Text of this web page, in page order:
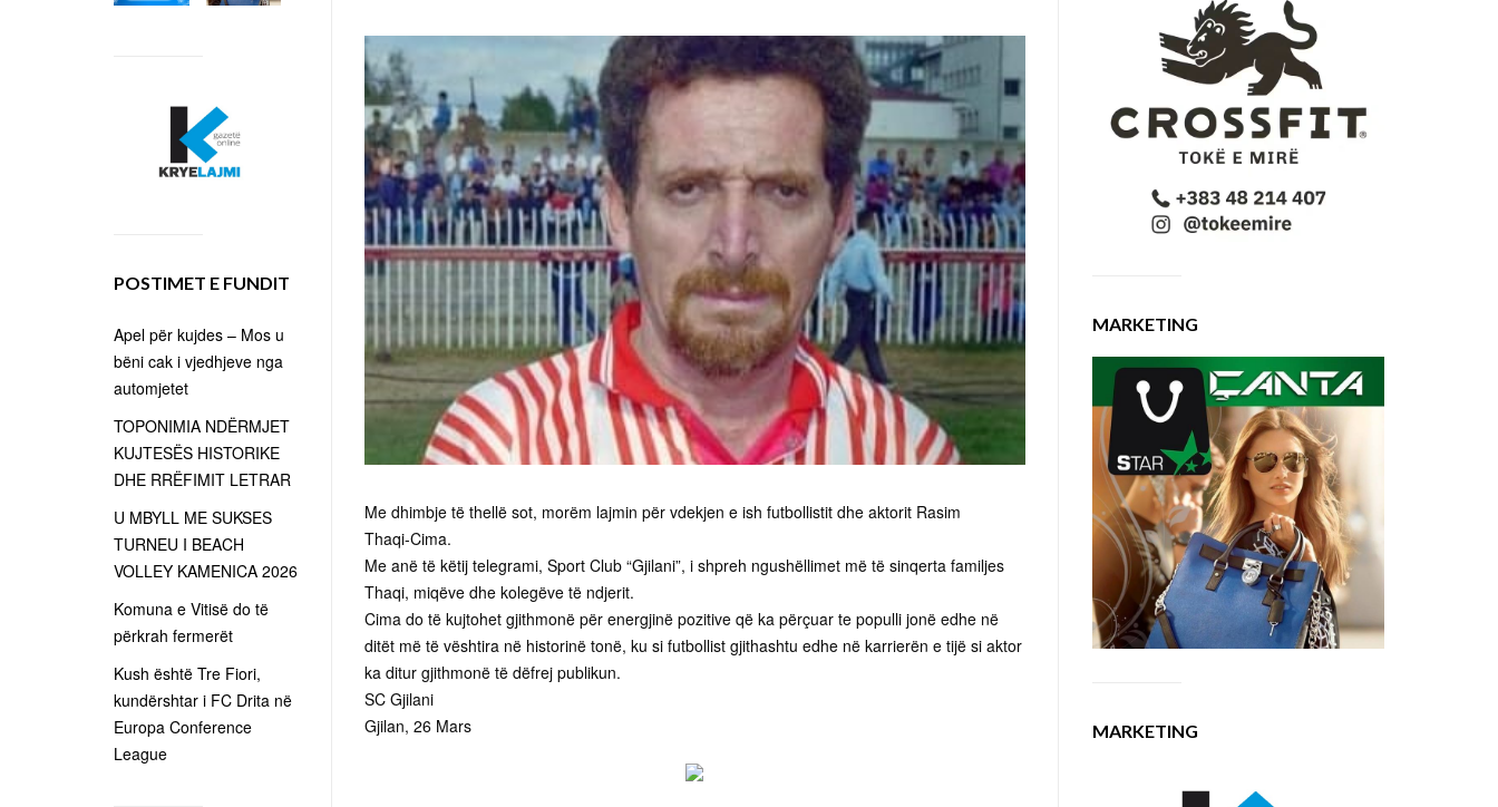
Me dhimbje të thellë sot, morëm lajmin për vdekjen e ish futbollistit dhe aktorit Rasim
Thaqi-Cima.
Me anë të këtij telegrami, Sport Club “Gjilani”, i shpreh ngushëllimet më të sinqerta familjes
Thaqi, miqëve dhe kolegëve të ndjerit.
Cima do të kujtohet gjithmonë për energjinë pozitive që ka përçuar te populli jonë edhe në
ditët më të vështira në historinë tonë, ku si futbollist gjithashtu edhe në karrierën e tijë si aktor
ka ditur gjithmonë të dëfrej publikun.
SC Gjilani
Gjilan, 26 Mars
MARKETING
MARKETING
POSTIMET E FUNDIT
Apel për kujdes – Mos u
bëni cak i vjedhjeve nga
automjetet
TOPONIMIA NDËRMJET
KUJTESËS HISTORIKE
DHE RRËFIMIT LETRAR
U MBYLL ME SUKSES
TURNEU I BEACH
VOLLEY KAMENICA 2026
Komuna e Vitisë do të
përkrah fermerët
Kush është Tre Fiori,
kundërshtar i FC Drita në
Europa Conference
League